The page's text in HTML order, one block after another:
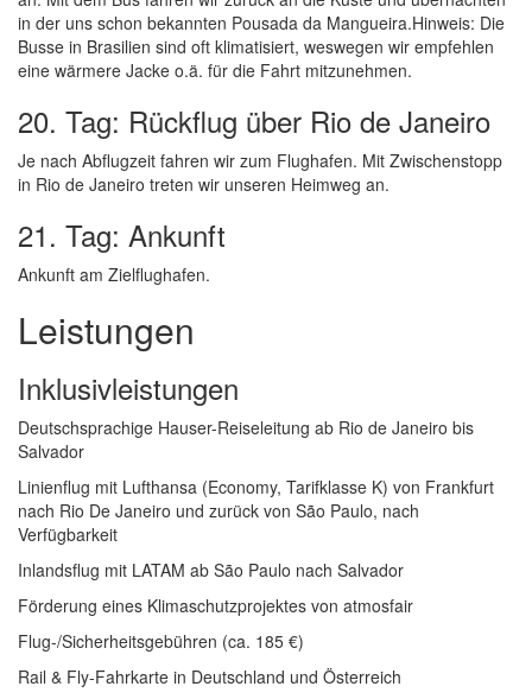
in der uns schon bekannten Pousada da Mangueira.Hinweis: Die
Busse in Brasilien sind oft klimatisiert, weswegen wir empfehlen
eine wärmere Jacke o.ä. für die Fahrt mitzunehmen.
20. Tag: Rückflug über Rio de Janeiro
Je nach Abflugzeit fahren wir zum Flughafen. Mit Zwischenstopp
in Rio de Janeiro treten wir unseren Heimweg an.
21. Tag: Ankunft
Ankunft am Zielflughafen.
Leistungen
Inklusivleistungen
Deutschsprachige Hauser-Reiseleitung ab Rio de Janeiro bis
Salvador
Linienflug mit Lufthansa (Economy, Tarifklasse K) von Frankfurt
nach Rio De Janeiro und zurück von São Paulo, nach
Verfügbarkeit
Inlandsflug mit LATAM ab São Paulo nach Salvador
Förderung eines Klimaschutzprojektes von atmosfair
Flug-/Sicherheitsgebühren (ca. 185 €)
Rail & Fly-Fahrkarte in Deutschland und Österreich